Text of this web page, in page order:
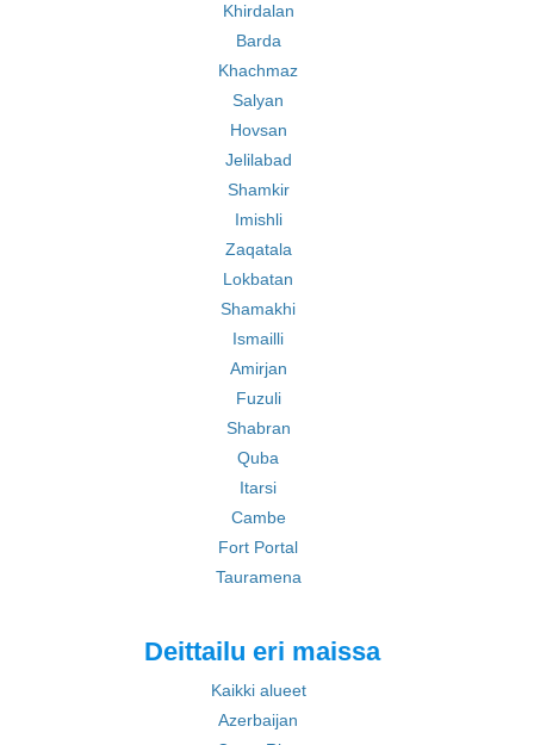
Khirdalan
Barda
Khachmaz
Salyan
Hovsan
Jelilabad
Shamkir
Imishli
Zaqatala
Lokbatan
Shamakhi
Ismailli
Amirjan
Fuzuli
Shabran
Quba
Itarsi
Cambe
Fort Portal
Tauramena
Deittailu eri maissa
Kaikki alueet
Azerbaijan